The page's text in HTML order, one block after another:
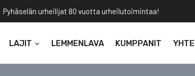
Pyhäselän urheilijat 80 vuotta urheilutoimintaa!
LAJIT LEMMENLAVA KUMPPANIT